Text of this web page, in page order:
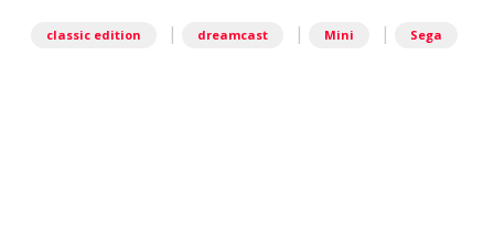
classic edition | dreamcast | Mini | Sega